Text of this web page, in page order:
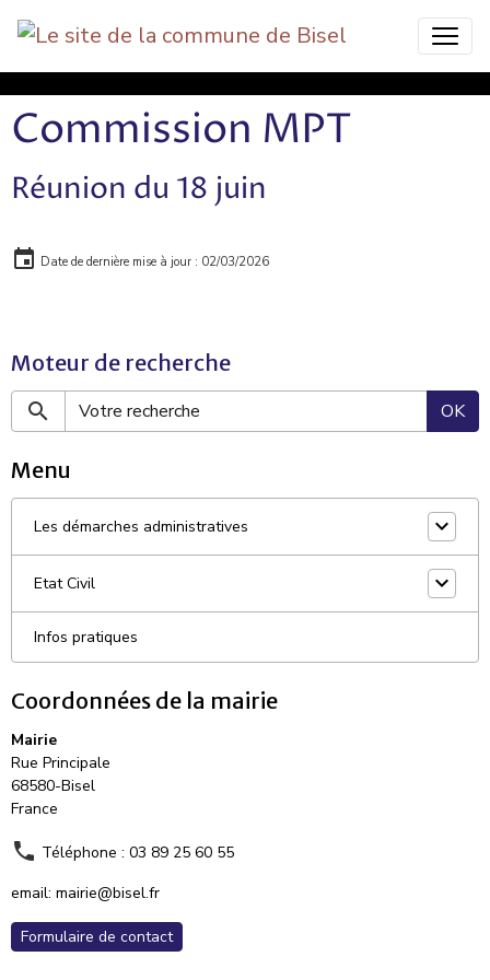
Commission MPT
Réunion du 18 juin
Date de dernière mise à jour : 02/03/2026
Moteur de recherche
OK
Menu
Les démarches administratives
Etat Civil
Infos pratiques
Coordonnées de la mairie
Mairie
Rue Principale
68580-Bisel
France
Téléphone : 03 89 25 60 55
email: mairie@bisel.fr
Formulaire de contact